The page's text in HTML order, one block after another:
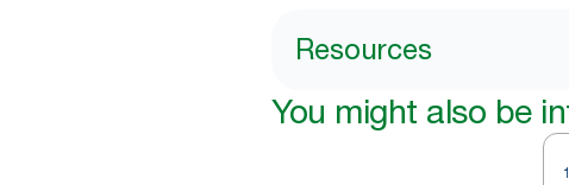
Resources
You might also be